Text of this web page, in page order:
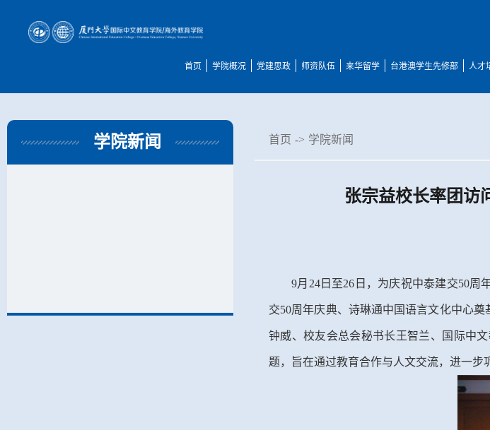
首页 学院概况 党建思政 师资队伍 来华留学 台港澳学生先修部 人才
学院新闻 首页 -> 学院新闻
张宗益校长率团访
9月24日至26日，为庆祝中泰建交50
交50周年庆典、诗琳通中国语言文化中心
钟威、校友会总会秘书长王智兰、国际中
题，旨在通过教育合作与人文交流，进一步